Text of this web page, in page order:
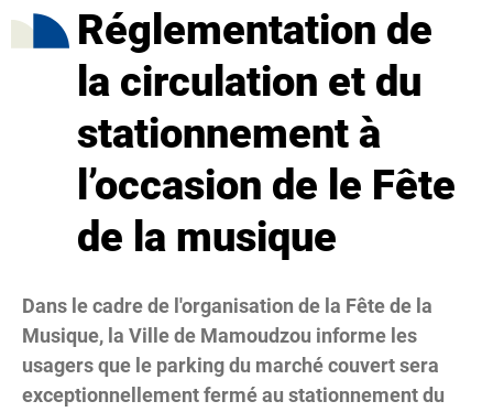
Réglementation de
la circulation et du
stationnement à
l’occasion de le Fête
de la musique
Dans le cadre de l'organisation de la Fête de la
Musique, la Ville de Mamoudzou informe les
usagers que le parking du marché couvert sera
exceptionnellement fermé au stationnement du